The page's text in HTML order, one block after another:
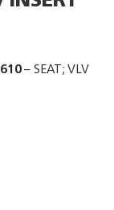
– SEAT; VLV